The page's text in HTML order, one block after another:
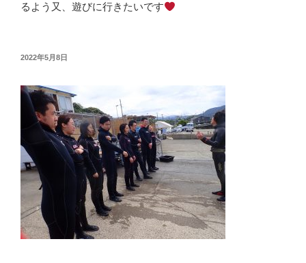
るよう又、遊びに行きたいです
投
2022年5月8日